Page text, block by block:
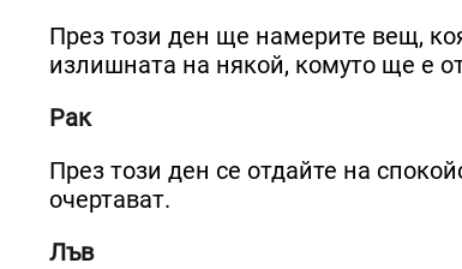
През този ден ще намерите вещ,
излишната на някой, комуто ще е
Рак
През този ден се отдайте на
очертават.
Лъв